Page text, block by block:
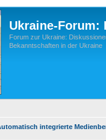
Ukraine-Forum:
Forum zur Ukraine:
Bekanntschaften in der Ukraine
integrierte